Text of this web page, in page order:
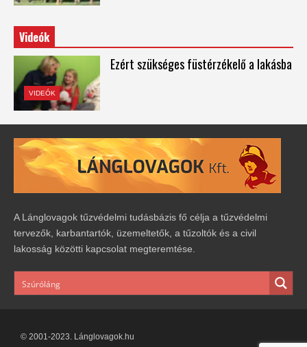
Videók
VIDEÓK
Ezért szükséges füstérzékelő a lakásba
A Lánglovagok tűzvédelmi tudásbázis fő célja a tűzvédelmi
tervezők, karbantartók, üzemeltetők, a tűzoltók és a civil
lakosság közötti kapcsolat megteremtése.
© 2001-2023. Lánglovagok.hu